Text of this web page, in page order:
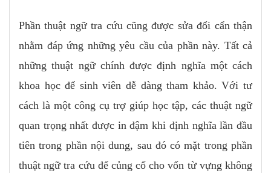
Phần thuật ngữ tra cứu cũng được sửa đổi cẩn thận
nhằm đáp ứng những yêu cầu của phần này. Tất cả
những thuật ngữ chính được định nghĩa một cách
khoa học để sinh viên dễ dàng tham khảo. Với tư
cách là một công cụ trợ giúp học tập, các thuật ngữ
quan trọng nhất được in đậm khi định nghĩa lần đầu
tiên trong phần nội dung, sau đó có mặt trong phần
thuật ngữ tra cứu để củng cố cho vốn từ vựng không